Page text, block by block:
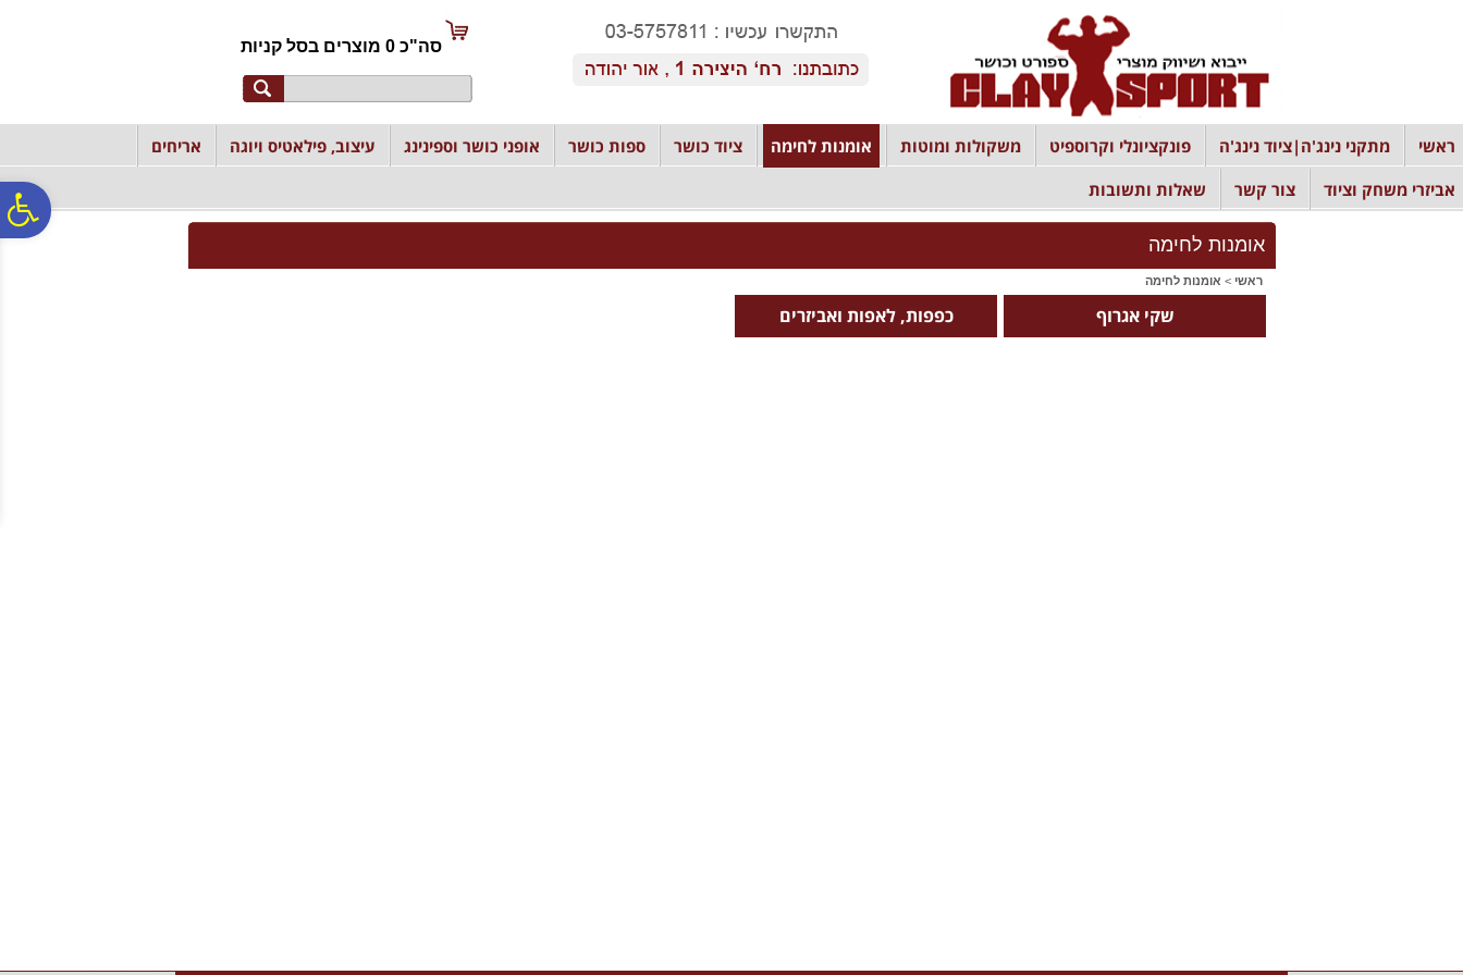
נגישות
אתר
המרכזי
סה"כ 0 מוצרים בסל קניות
ראשי מתקני נינג'ה|ציוד נינג'ה פונקציונלי וקרוספיט משקולות ומוטות אומנות לחימה ציוד כושר ספות כושר אופני כושר וספינינג עיצוב, פילאטיס ויוגה
אריחים
אביזרי משחק וציוד
צור קשר שאלות ותשובות
אומנות לחימה
ראשי > אומנות לחימה
שקי אגרוף כפפות, לאפות ואביזרים